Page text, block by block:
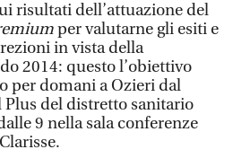
risultati dell’attuazione del
per valutarne gli esiti e
in vista della
2014: questo l’obiettivo
per domani a Ozieri dal
Plus del distretto sanitario
9 nella sala conferenze